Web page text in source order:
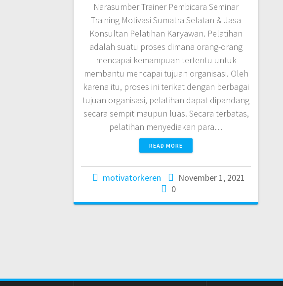
Narasumber Trainer Pembicara Seminar
Training Motivasi Sumatra Selatan & Jasa
Konsultan Pelatihan Karyawan. Pelatihan
adalah suatu proses dimana orang-orang
mencapai kemampuan tertentu untuk
membantu mencapai tujuan organisasi. Oleh
karena itu, proses ini terikat dengan berbagai
tujuan organisasi, pelatihan dapat dipandang
secara sempit maupun luas. Secara terbatas,
pelatihan menyediakan para…
READ MORE
motivatorkeren
November 1, 2021
0